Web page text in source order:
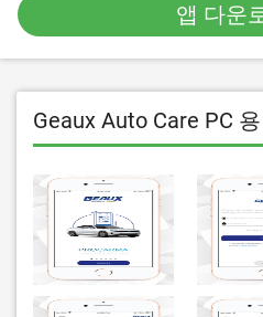
앱 다운
Geaux Auto Care PC